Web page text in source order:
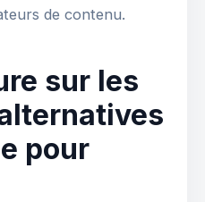
de contenu.
sur les
pour